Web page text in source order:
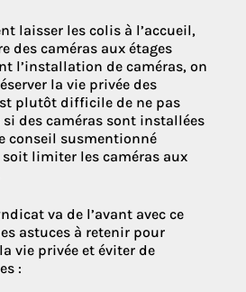
laisser les colis à l’accueil,
des caméras aux étages
l’installation de caméras, on
la vie privée des
plutôt difficile de ne pas
des caméras sont installées
conseil susmentionné
limiter les caméras aux
va de l’avant avec ce
astuces à retenir pour
vie privée et éviter de
: